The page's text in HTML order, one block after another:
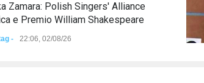
Zamara: Polish Singers' Alliance
e Premio William Shakespeare
- 22:06, 02/08/26